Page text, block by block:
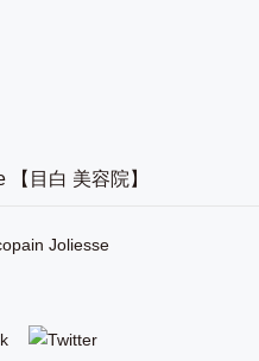
目白 美容院】